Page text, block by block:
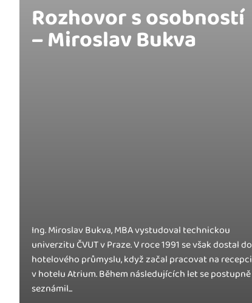
Rozhovor s osobností
– Miroslav Bukva
Ing. Miroslav Bukva, MBA vystudoval technickou
univerzitu ČVUT v Praze. V roce 1991 se však dostal do
hotelového průmyslu, když začal pracovat na recepci
v hotelu Atrium. Během následujících let se postupně
seznámil...